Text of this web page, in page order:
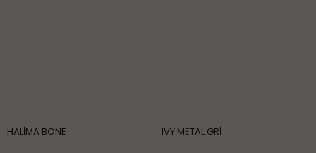
HALİMA BONE IVY METAL GRİ